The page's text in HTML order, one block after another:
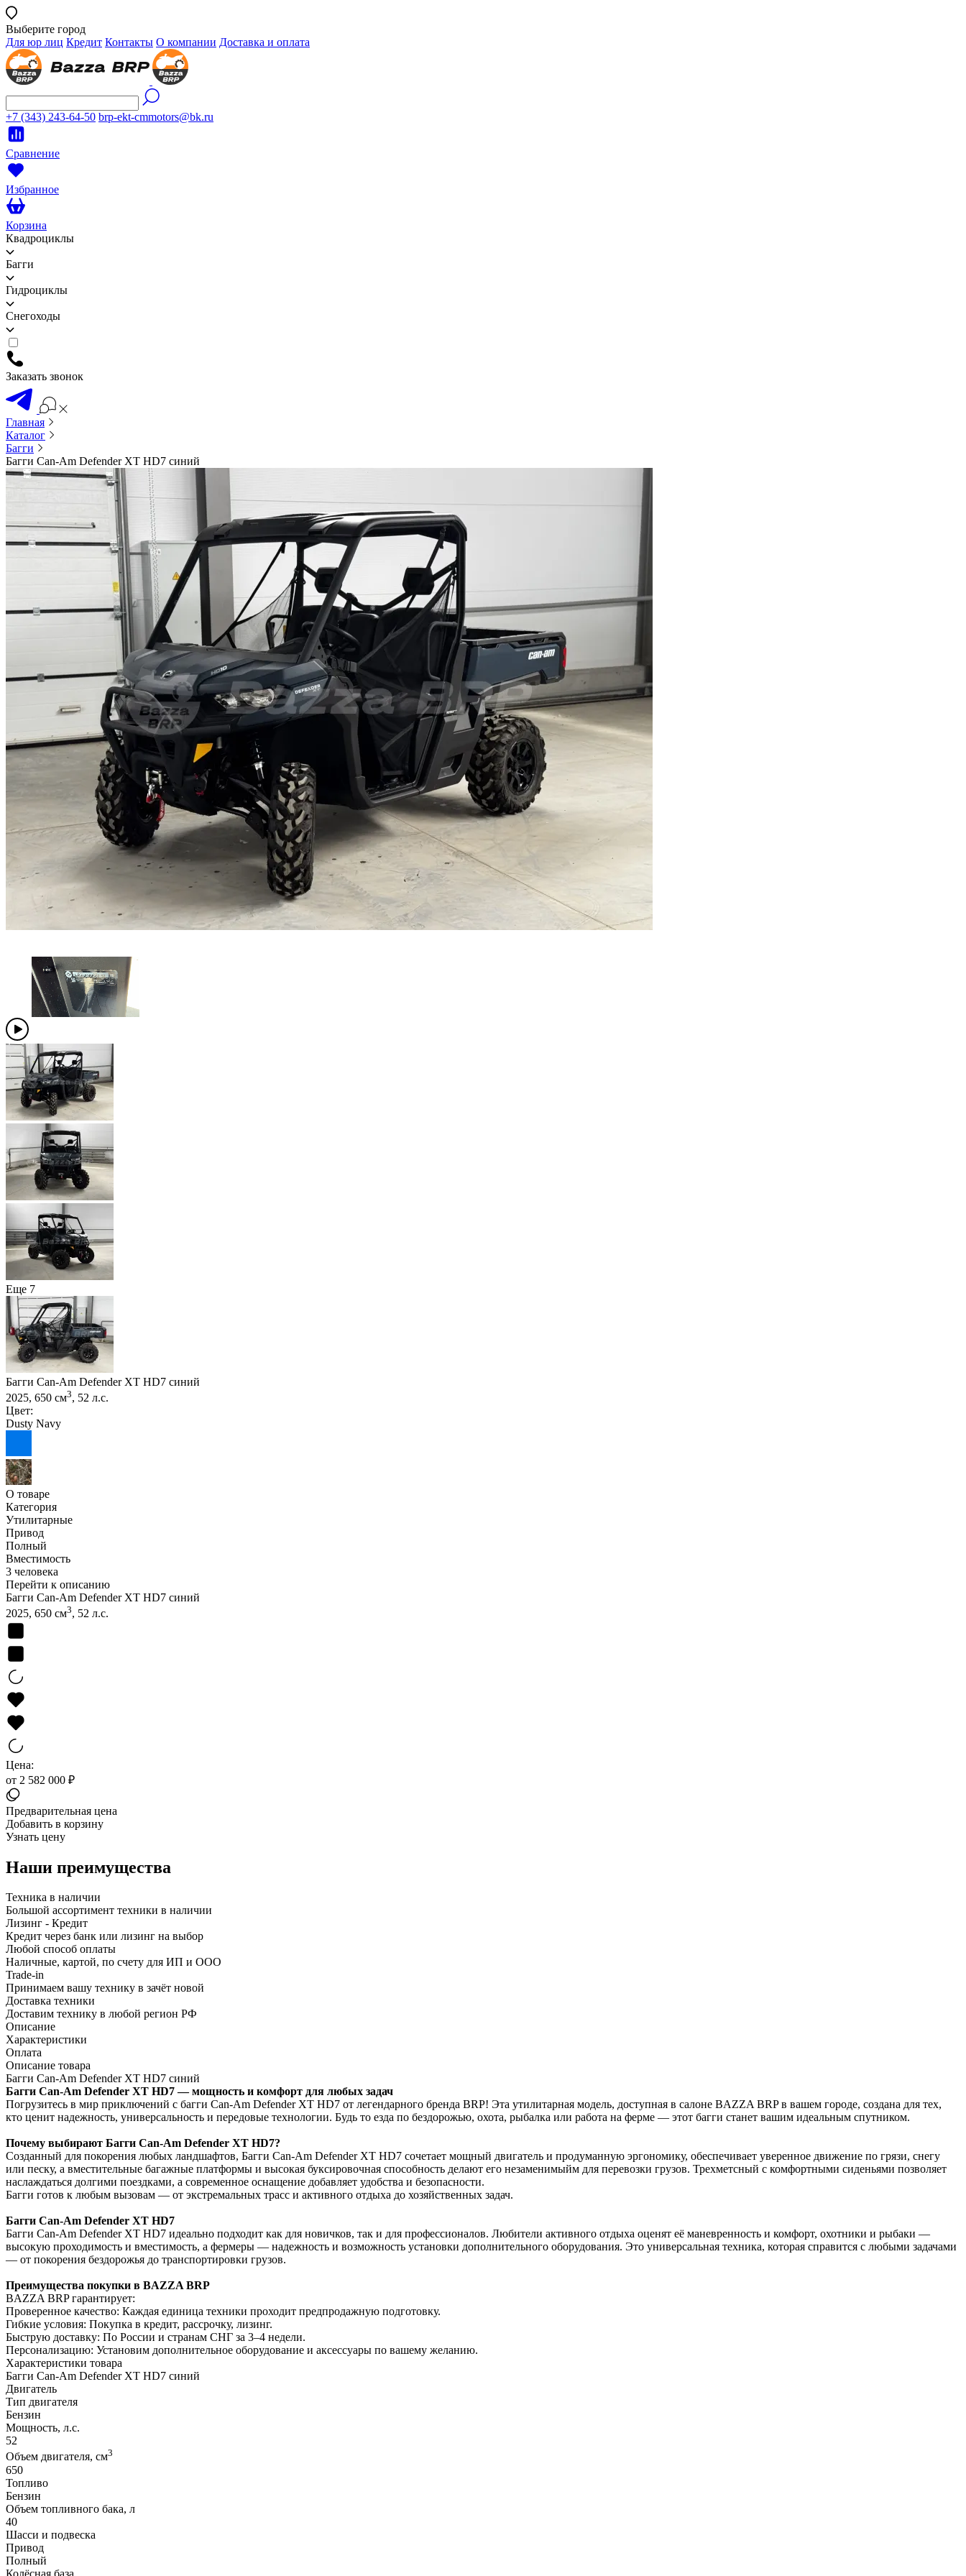
Выберите город
Для юр лиц Кредит Контакты О компании Доставка и оплата
+7 (343) 243-64-50 brp-ekt-cmmotors@bk.ru
Сравнение
Избранное
Корзина
Квадроциклы
Багги
Гидроциклы
Снегоходы
Заказать звонок
Главная
Каталог
Багги
Багги Can-Am Defender XT HD7 синий
Еще 7
Багги Can-Am Defender XT HD7 синий
2025, 650 см3, 52 л.с.
Цвет:
Dusty Navy
О товаре
Категория
Утилитарные
Привод
Полный
Вместимость
3 человека
Перейти к описанию
Багги Can-Am Defender XT HD7 синий
2025, 650 см3, 52 л.с.
Цена:
от 2 582 000 ₽
Предварительная цена
Добавить в корзину
Узнать цену
Наши преимущества
Техника в наличии
Большой ассортимент техники в наличии
Лизинг - Кредит
Кредит через банк или лизинг на выбор
Любой способ оплаты
Наличные, картой, по счету для ИП и ООО
Trade-in
Принимаем вашу технику в зачёт новой
Доставка техники
Доставим технику в любой регион РФ
Описание
Характеристики
Оплата
Описание товара
Багги Can-Am Defender XT HD7 синий
Багги Can-Am Defender XT HD7 — мощность и комфорт для любых задач
Погрузитесь в мир приключений с багги Can-Am Defender XT HD7 от легендарного бренда BRP! Эта утилитарная модель, доступная в салоне BAZZA BRP в вашем городе, создана для тех,
кто ценит надежность, универсальность и передовые технологии. Будь то езда по бездорожью, охота, рыбалка или работа на ферме — этот багги станет вашим идеальным спутником.
Почему выбирают Багги Can-Am Defender XT HD7?
Созданный для покорения любых ландшафтов, Багги Can-Am Defender XT HD7 сочетает мощный двигатель и продуманную эргономику, обеспечивает уверенное движение по грязи, снегу
или песку, а вместительные багажные платформы и высокая буксировочная способность делают его незаменимыйм для перевозки грузов. Трехметсный с комфортными сиденьями позволяет
наслаждаться долгими поездками, а современное оснащение добавляет удобства и безопасности.
Багги готов к любым вызовам — от экстремальных трасс и активного отдыха до хозяйственных задач.
Багги Can-Am Defender XT HD7
Багги Can-Am Defender XT HD7 идеально подходит как для новичков, так и для профессионалов. Любители активного отдыха оценят её маневренность и комфорт, охотники и рыбаки —
высокую проходимость и вместимость, а фермеры — надежность и возможность установки дополнительного оборудования. Это универсальная техника, которая справится с любыми задачами
— от покорения бездорожья до транспортировки грузов.
Преимущества покупки в BAZZA BRP
BAZZA BRP гарантирует:
Проверенное качество: Каждая единица техники проходит предпродажную подготовку.
Гибкие условия: Покупка в кредит, рассрочку, лизинг.
Быструю доставку: По России и странам СНГ за 3–4 недели.
Персонализацию: Установим дополнительное оборудование и аксессуары по вашему желанию.
Характеристики товара
Багги Can-Am Defender XT HD7 синий
Двигатель
Тип двигателя
Бензин
Мощность, л.с.
52
Объем двигателя, см3
650
Топливо
Бензин
Объем топливного бака, л
40
Шасси и подвеска
Привод
Полный
Колёсная база